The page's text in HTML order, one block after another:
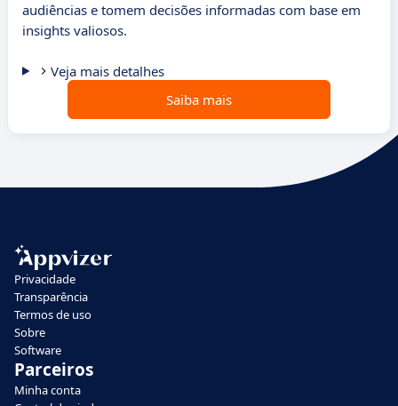
audiências e tomem decisões informadas com base em
insights valiosos.
Veja mais detalhes
Saiba mais
Privacidade
Transparência
Termos de uso
Sobre
Software
Parceiros
Minha conta